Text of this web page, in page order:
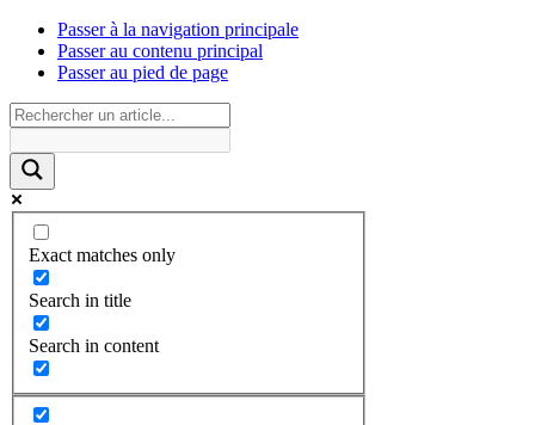
Passer à la navigation principale
Passer au contenu principal
Passer au pied de page
Exact matches only
Search in title
Search in content